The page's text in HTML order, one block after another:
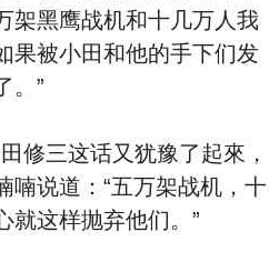
架黑鹰战机和十几万人我
果被小田和他的手下们发
。”
三这话又犹豫了起來，
喃说道：“五万架战机，十
就这样抛弃他们。”